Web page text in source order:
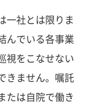
一社とは限りま
んでいる各事業
視をこなせない
きません。嘱託
たは自院で働き